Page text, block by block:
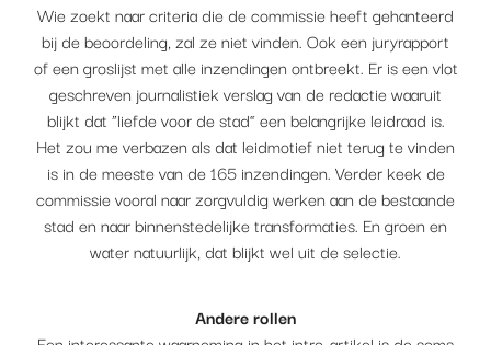
Wie zoekt naar criteria die de commissie heeft gehanteerd
bij de beoordeling, zal ze niet vinden. Ook een juryrapport
of een groslijst met alle inzendingen ontbreekt. Er is een vlot
geschreven journalistiek verslag van de redactie waaruit
blijkt dat “liefde voor de stad” een belangrijke leidraad is.
Het zou me verbazen als dat leidmotief niet terug te vinden
is in de meeste van de 165 inzendingen. Verder keek de
commissie vooral naar zorgvuldig werken aan de bestaande
stad en naar binnenstedelijke transformaties. En groen en
water natuurlijk, dat blijkt wel uit de selectie.
Andere rollen